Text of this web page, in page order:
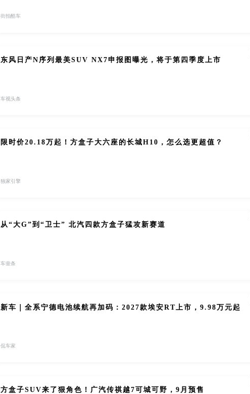
街拍酷车
东风日产N序列最美SUV NX7申报图曝光，将于第四季度上市
车视头条
限时价20.18万起！方盒子大六座的长城H10，怎么选更超值？
独家引擎
从“大G”到“卫士” 北汽四款方盒子猛攻新赛道
车壹条
新车｜全系宁德电池续航再加码：2027款埃安RT上市，9.98万元起
侃车家
方盒子SUV来了狠角色！广汽传祺越7可城可野，9月预售